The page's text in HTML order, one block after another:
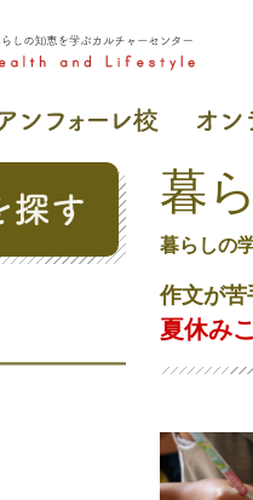
暮
暮らしの
作文が苦
夏休み